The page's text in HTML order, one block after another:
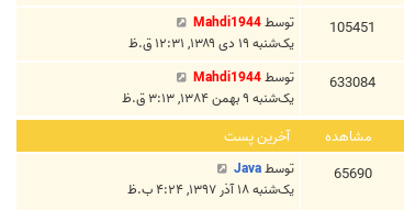
105451 توسطMahdi1944
یک‌شنبه ۱۹ دی ۱۳۸۹, ۱۲:۳۱ ق.ظ
633084 توسطMahdi1944
یک‌شنبه ۹ بهمن ۱۳۸۴, ۳:۱۳ ق.ظ
مشاهده آخرین پست
65690 توسطJava
یک‌شنبه ۱۸ آذر ۱۳۹۷, ۴:۲۴ ب.ظ